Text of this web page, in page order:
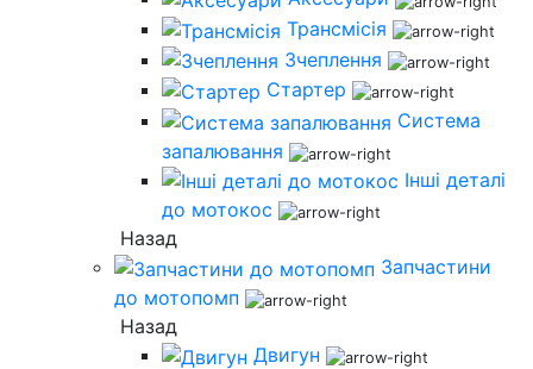
Трансмісія
Зчеплення
Стартер
Система
запалювання
Інші деталі
до мотокос
Назад
Запчастини
до мотопомп
Назад
Двигун